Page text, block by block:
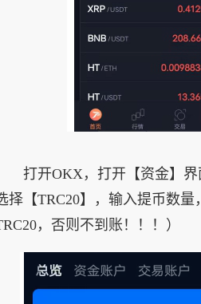
打开OKX，打开【资金】界
择【TRC20】，输入提币数
，否则不到账！！！）